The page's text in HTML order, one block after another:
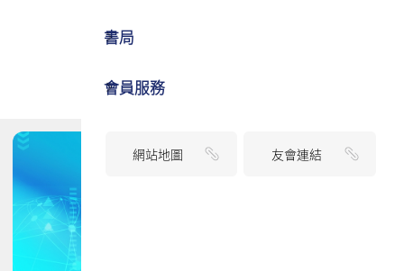
書局
會員服務
網站地圖 友會連結